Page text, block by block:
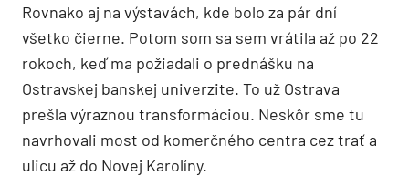
Rovnako aj na výstavách, kde bolo za pár dní
všetko čierne. Potom som sa sem vrátila až po 22
rokoch, keď ma požiadali o prednášku na
Ostravskej banskej univerzite. To už Ostrava
prešla výraznou transformáciou. Neskôr sme tu
navrhovali most od komerčného centra cez trať a
ulicu až do Novej Karolíny.